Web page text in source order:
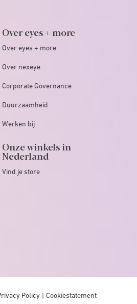
Over eyes + more
Over eyes + more
Over nexeye
Corporate Governance
Duurzaamheid
Werken bij
Onze winkels in
Nederland
Vind je store
Policy Cookiestatement